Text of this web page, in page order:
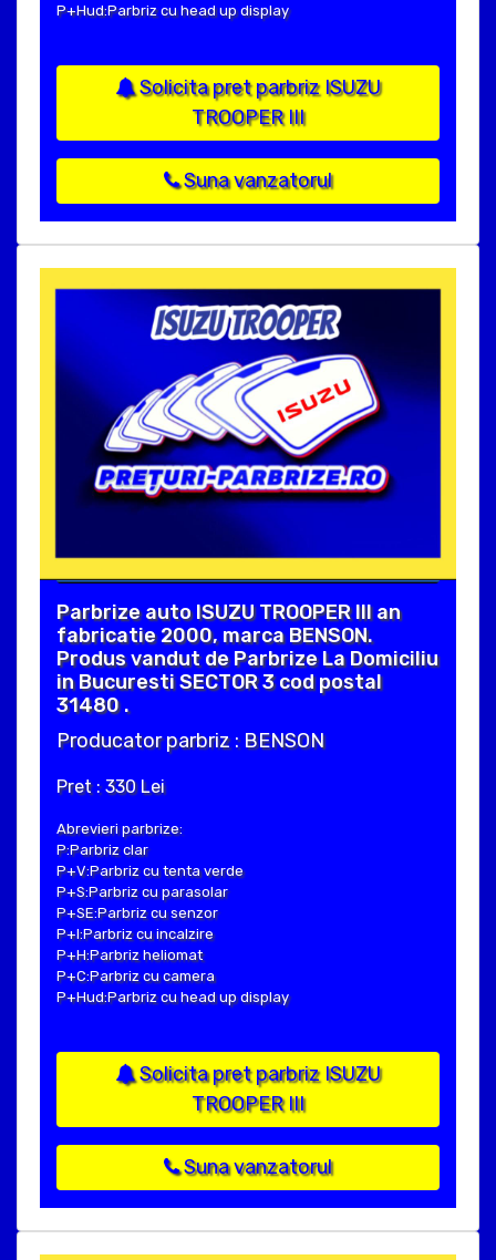
P+Hud:Parbriz cu head up display
Solicita pret parbriz ISUZU
TROOPER III
Suna vanzatorul
Parbrize auto ISUZU TROOPER III an
fabricatie 2000, marca BENSON.
Produs vandut de Parbrize La Domiciliu
in Bucuresti SECTOR 3 cod postal
31480 .
Producator parbriz : BENSON
Pret : 330 Lei
Abrevieri parbrize:
P:Parbriz clar
P+V:Parbriz cu tenta verde
P+S:Parbriz cu parasolar
P+SE:Parbriz cu senzor
P+I:Parbriz cu incalzire
P+H:Parbriz heliomat
P+C:Parbriz cu camera
P+Hud:Parbriz cu head up display
Solicita pret parbriz ISUZU
TROOPER III
Suna vanzatorul